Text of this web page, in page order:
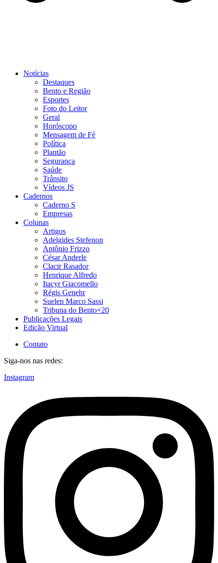
Notícias
Destaques
Bento e Região
Esportes
Foto do Leitor
Geral
Horóscopo
Mensagem de Fé
Política
Plantão
Segurança
Saúde
Trânsito
Vídeos JS
Cadernos
Caderno S
Empresas
Colunas
Artigos
Adelgides Stefenon
Antônio Frizzo
César Anderle
Clacir Rasador
Henrique Alfredo
Itacyr Giacomello
Régis Genehr
Suelen Marco Sassi
Tribuna do Bento+20
Publicações Legais
Edição Virtual
Contato
Siga-nos nas redes:
Instagram